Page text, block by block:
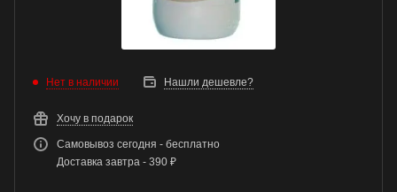
Нет в наличии Нашли дешевле?
Хочу в подарок
Самовывоз сегодня - бесплатно
Доставка завтра - 390 ₽